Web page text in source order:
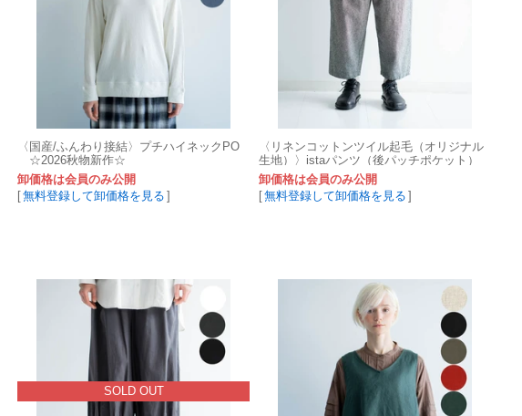
〈国産/ふんわり接結〉プチハイネックPO
☆2026秋物新作☆
卸価格は会員のみ公開
[無料登録して卸価格を見る ]
〈リネンコットンツイル起毛（オリジナル
生地）〉istaパンツ（後パッチポケット）
☆2026秋物新作☆
卸価格は会員のみ公開
[無料登録して卸価格を見る ]
SOLD OUT